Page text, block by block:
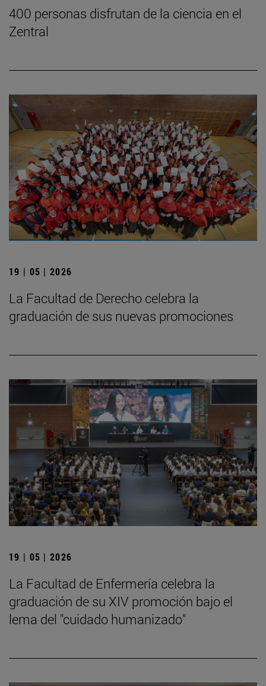
400 personas disfrutan de la ciencia en el
Zentral
19 | 05 | 2026
La Facultad de Derecho celebra la
graduación de sus nuevas promociones
19 | 05 | 2026
La Facultad de Enfermería celebra la
graduación de su XIV promoción bajo el
lema del "cuidado humanizado"